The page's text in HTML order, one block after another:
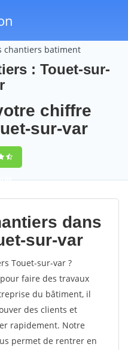
chantiers batiment
: Touet-sur-
chiffre
sur-var
66
dans
sur-var
Touet-sur-var ?
faire des travaux
du bâtiment, il
des clients et
rapidement. Notre
permet de rentrer en